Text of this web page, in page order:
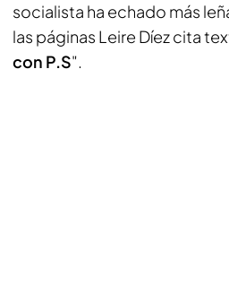
socialista ha echado más
las páginas Leire Díez cita
con P.S".